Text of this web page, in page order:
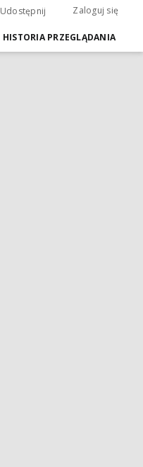
Udostępnij Zaloguj się
HISTORIA PRZEGLĄDANIA